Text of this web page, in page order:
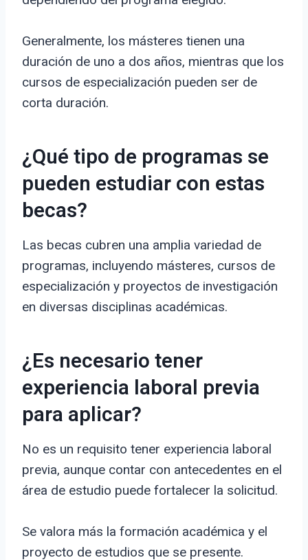
Generalmente, los másteres tienen una
duración de uno a dos años, mientras que los
cursos de especialización pueden ser de
corta duración.
¿Qué tipo de programas se
pueden estudiar con estas
becas?
Las becas cubren una amplia variedad de
programas, incluyendo másteres, cursos de
especialización y proyectos de investigación
en diversas disciplinas académicas.
¿Es necesario tener
experiencia laboral previa
para aplicar?
No es un requisito tener experiencia laboral
previa, aunque contar con antecedentes en el
área de estudio puede fortalecer la solicitud.
Se valora más la formación académica y el
proyecto de estudios que se presente.